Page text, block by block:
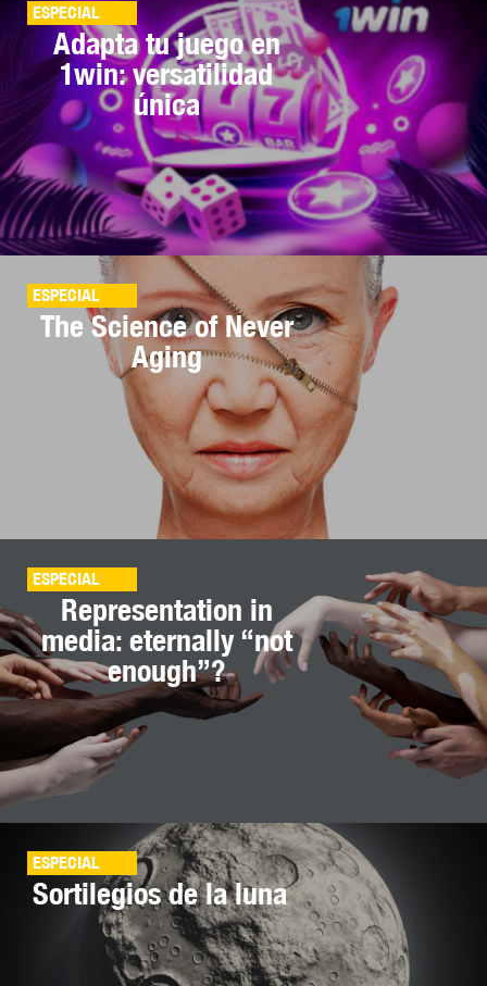
ESPECIAL
Adapta tu juego en
1win: versatilidad
única
ESPECIAL
The Science of Never
Aging
ESPECIAL
Representation in
media: eternally “not
enough”?
ESPECIAL
Sortilegios de la luna